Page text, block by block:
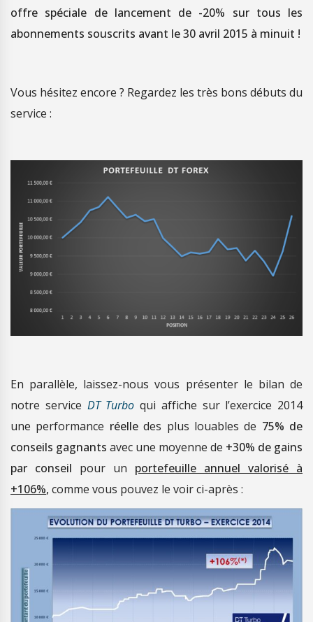
offre spéciale de lancement de -20% sur tous les
abonnements souscrits avant le 30 avril 2015 à minuit !
Vous hésitez encore ? Regardez les très bons débuts du
service :
En parallèle, laissez-nous vous présenter le bilan de
notre service DT Turbo qui affiche sur l’exercice 2014
une performance réelledes plus louables de 75% de
conseils gagnants avec une moyenne de +30% de gains
par conseil pour un portefeuille annuel valorisé à
+106%, comme vous pouvez le voir ci-après :